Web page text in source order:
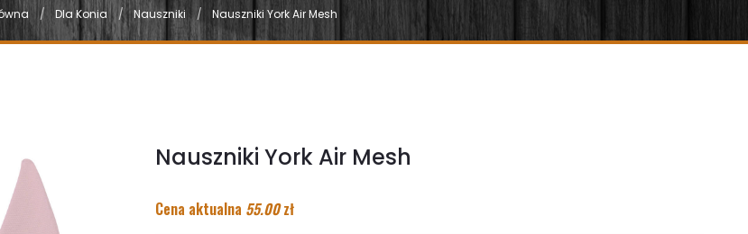
Dla Konia Nauszniki Nauszniki York Air Mesh
Nauszniki York Air Mesh
Cena aktualna 55.00zł